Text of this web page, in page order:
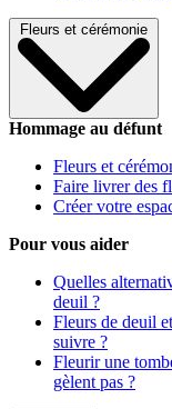
Fleurs et cérémonie
Hommage au défunt
Fleurs et
Faire livrer des
Créer votre
Pour vous aider
Quelles
deuil ?
Fleurs de deuil
suivre ?
Fleurir une
gèlent pas ?